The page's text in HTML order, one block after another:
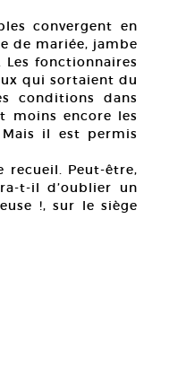
convergent en
de mariée, jambe
fonctionnaires
qui sortaient du
conditions dans
moins encore les
il est permis
recueil. Peut-être,
t-il d’oublier un
!, sur le siège